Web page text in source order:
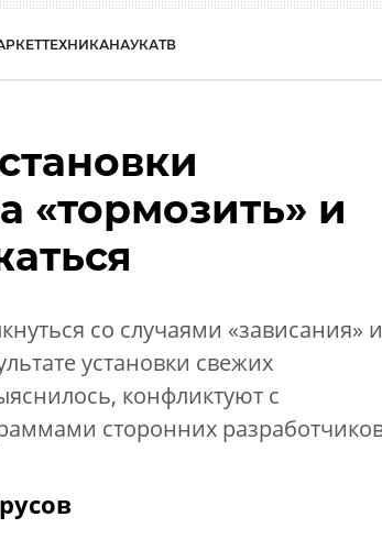
ТЕХНИКАНАУКАТВ
«тормозить» и
со случаями «зависания» и
установки свежих
конфликтуют с
сторонних